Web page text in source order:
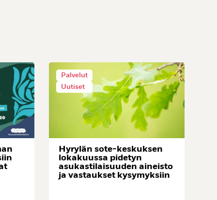
Palvelut
Uutiset
Hyrylän sote-keskuksen
lokakuussa pidetyn
asukastilaisuuden aineisto
ja vastaukset kysymyksiin